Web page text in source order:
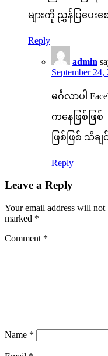
များကို ညွှန်ပြပေး
Reply
admin
September
မင်္ဂလာပါ
ကနေဖြစ်ဖြ
ဖြစ်ဖြစ် သိ
Reply
Leave a Reply
Your email address will not
marked *
Comment *
Name *